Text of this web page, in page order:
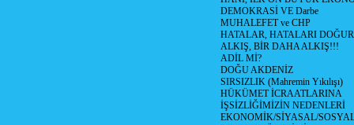
DEMOKRASİ VE Darbe
MUHALEFET ve CHP
HATALAR, HATALARI
ALKIŞ, BİR DAHA ALKIŞ!!!
ADİL Mİ?
DOĞU AKDENİZ
SIRSIZLIK (Mahremin Yıkılışı)
HÜKÜMET İCRAATLARINA
İŞSİZLİĞİMİZİN NEDENLERİ
EKONOMİK/SİYASAL/